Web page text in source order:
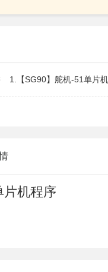
1.【SG90】舵机-51单片
片机程序